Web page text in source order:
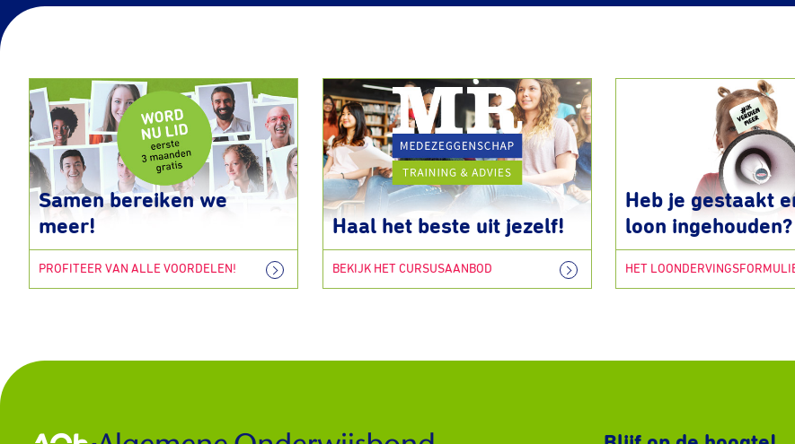
Samen bereiken we
meer!
PROFITEER VAN ALLE VOORDELEN!
Haal het beste uit jezelf!
BEKIJK HET CURSUSAANBOD
Heb je gestaakt
loon ingehouden?
HET